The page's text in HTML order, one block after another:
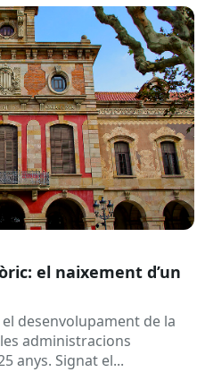
el naixement d’un
desenvolupament de la
administracions
anys. Signat el...